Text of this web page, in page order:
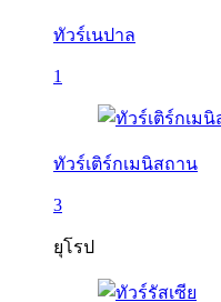
ทัวร์เนปาล
1
ทัวร์เติร์กเมนิสถาน
3
ยุโรป